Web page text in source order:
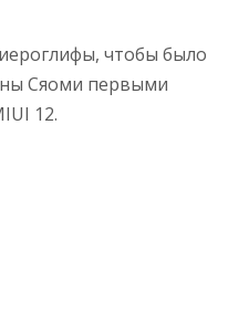
чтобы было
Сяоми первыми
12.